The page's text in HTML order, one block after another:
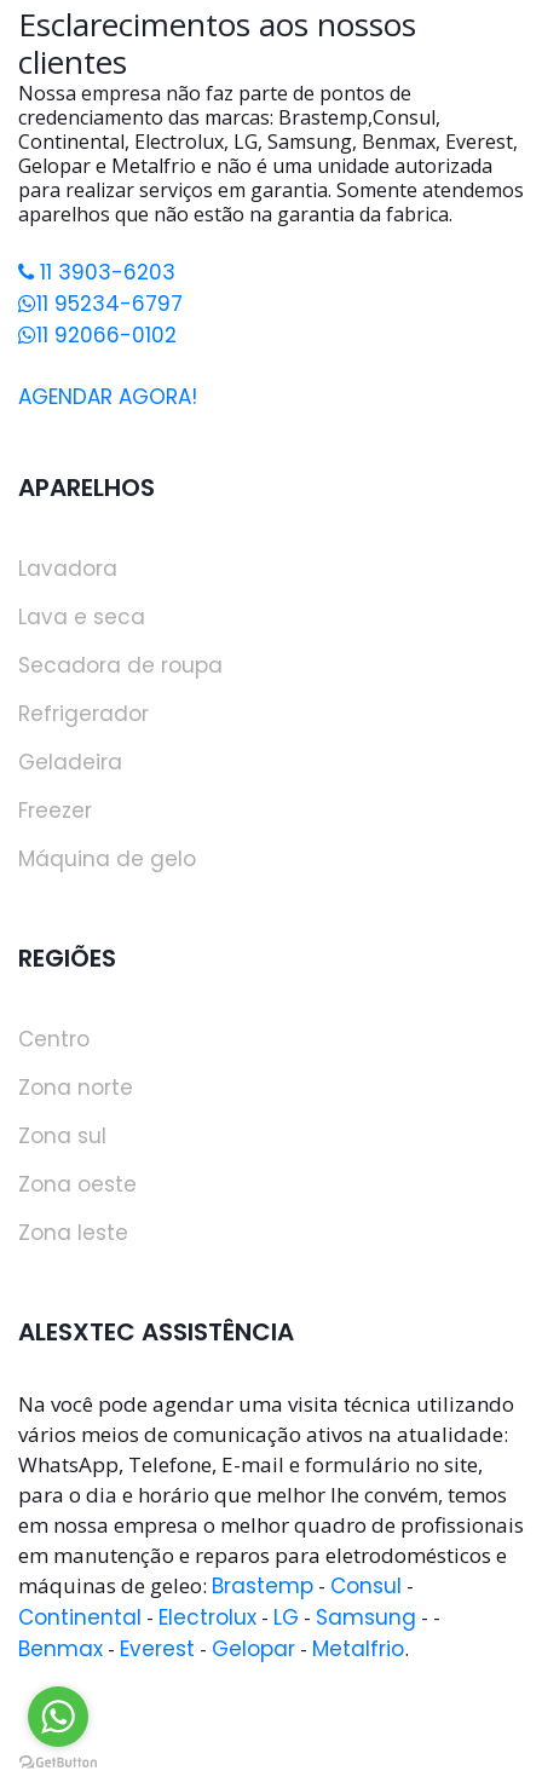
Esclarecimentos aos nossos
clientes
Nossa empresa não faz parte de pontos de
credenciamento das marcas: Brastemp,Consul,
Continental, Electrolux, LG, Samsung, Benmax, Everest,
Gelopar e Metalfrio e não é uma unidade autorizada
para realizar serviços em garantia. Somente atendemos
aparelhos que não estão na garantia da fabrica.
11 3903-6203
11 95234-6797
11 92066-0102
AGENDAR AGORA!
APARELHOS
Lavadora
Lava e seca
Secadora de roupa
Refrigerador
Geladeira
Freezer
Máquina de gelo
REGIÕES
Centro
Zona norte
Zona sul
Zona oeste
Zona leste
ALESXTEC ASSISTÊNCIA
Na você pode agendar uma visita técnica utilizando
vários meios de comunicação ativos na atualidade:
WhatsApp, Telefone, E-mail e formulário no site,
para o dia e horário que melhor lhe convém, temos
em nossa empresa o melhor quadro de profissionais
em manutenção e reparos para eletrodomésticos e
máquinas de geleo: Brastemp - Consul -
Continental - Electrolux - LG - Samsung - -
Benmax - Everest - Gelopar - Metalfrio.